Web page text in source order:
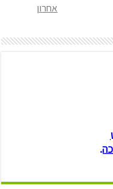
אחרון